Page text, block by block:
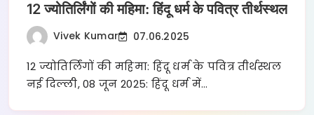
12 ज्योतिर्लिंगों की महिमा: हिंदू धर्म के पवित्र तीर्थस्थल
Vivek Kumar 07.06.2025
12 ज्योतिर्लिंगों की महिमा: हिंदू धर्म के पवित्र तीर्थस्थल
नई दिल्ली, 08 जून 2025: हिंदू धर्म में…